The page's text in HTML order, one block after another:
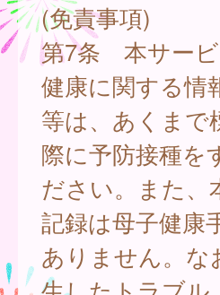
(免責事項)
第7条 本サービ
健康に関する情
等は、あくまで
際に予防接種を
ださい。また、
記録は母子健康
ありません。な